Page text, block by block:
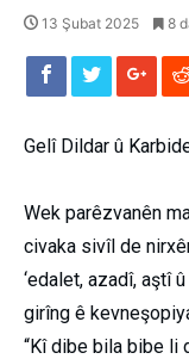
13 Şubat 2025 8
Gelî Dildar û
Wek parêzvanên
civaka sivîl de
‘edalet, azadî, aştî
girîng ê
“Kî dibe bila bibe li